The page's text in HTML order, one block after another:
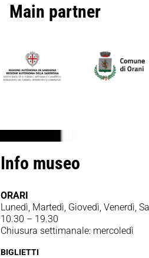
Main partner
Info museo
ORARI
Lunedì, Martedì, Giovedì, Venerdì,
10.30 – 19.30
Chiusura settimanale: mercoledì
BIGLIETTI